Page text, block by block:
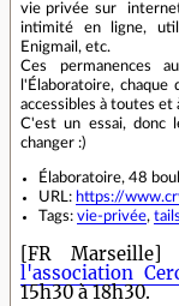
vie privée sur
intimité en ligne,
Enigmail, etc.
Ces permanences
l'Élaboratoire,
accessibles à toutes et
C'est un essai, donc
changer :)
Élaboratoire, 48
URL: https://
Tags: vie-privée, tails
[FR
l'association
15h30 à 18h30.